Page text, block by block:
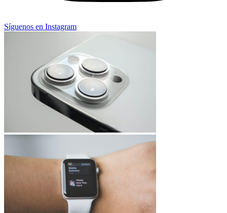
Síguenos en Instagram